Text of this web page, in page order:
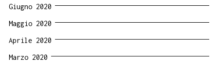
Giugno 2020
Maggio 2020
Aprile 2020
Marzo 2020